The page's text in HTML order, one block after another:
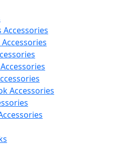
Accessories
Accessories